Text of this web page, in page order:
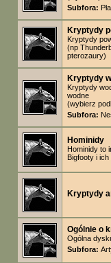
Subfora:
Kryptydy
Kryptydy
(np
pterozaury)
Kryptydy
Kryptydy
wodne
(wybierz
Subfora:
Hominidy
Hominidy to
Bigfooty i
Kryptydy
Ogólnie o
Ogólna
Subfora: